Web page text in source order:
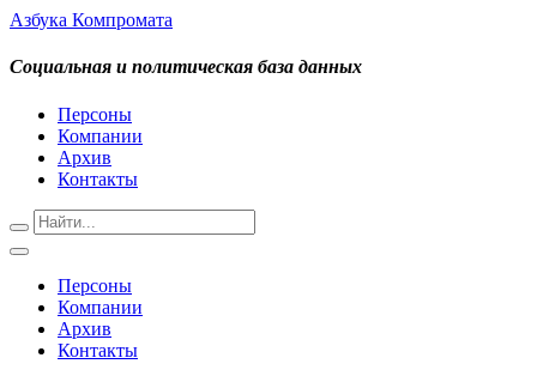
Азбука Компромата
Социальная и политическая база данных
Персоны
Компании
Архив
Контакты
Персоны
Компании
Архив
Контакты